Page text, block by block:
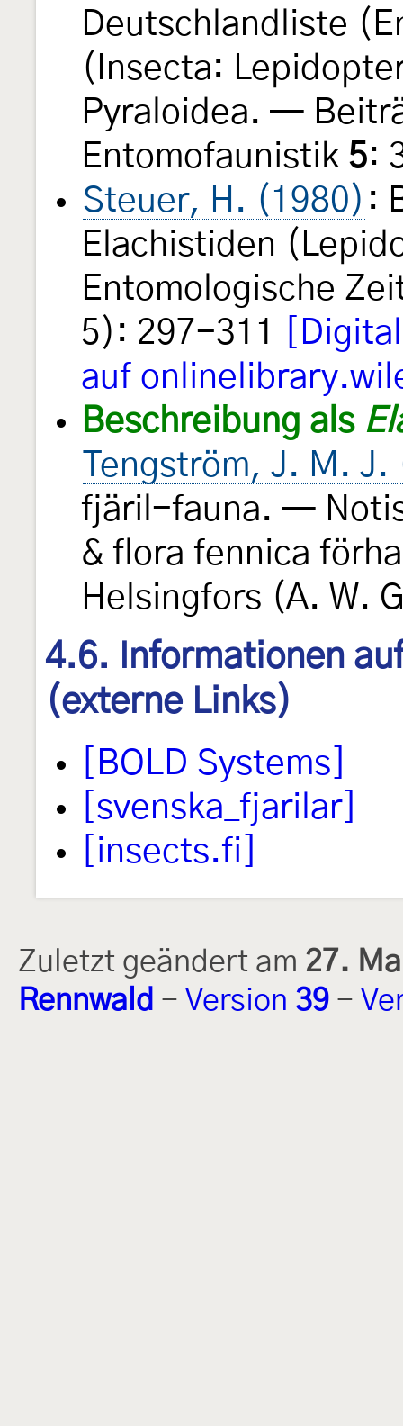
Deutschlandliste
(Insecta:
Pyraloidea. —
Entomofaunistik 5:
Steuer, H. (1980) :
Elachistiden
Entomologische
5): 297-311
auf
Beschreibung als
Tengström, J. M.
fjäril-fauna. —
& flora fennica
Helsingfors (A. W.
4.6. Informationen
(externe Links)
[BOLD Systems]
[svenska_fjarilar]
[insects.fi]
Zuletzt geändert am 27.
Rennwald - Version 39 -